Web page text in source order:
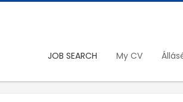
JOB SEARCH My CV